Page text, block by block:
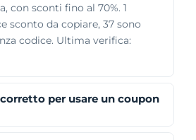
con sconti fino al 70%. 1
sconto da copiare, 37 sono
codice. Ultima verifica:
per usare un coupon